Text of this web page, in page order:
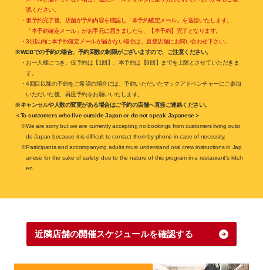
認ください。
・仮予約完了後、店舗が予約内容を確認し「本予約確定メール」を送信いたします。
「本予約確定メール」がお手元に届きましたら、【本予約】完了となります。
・3日以内に本予約確定メールが届かない場合は、直接店舗にお問い合わせ下さい。
※WEBでの予約の場合、予約回数の制限がございますので、ご注意ください。
・お一人様につき、仮予約は【1回】、本予約は【3回】までを上限とさせていただきま
す。
・4回目以降の予約をご希望の場合には、予約いただいたマックアドベンチャーにご参加
いただいた後、再度予約をお願いいたします。
※キャンセルや人数の変更がある場合はご予約の店舗へ直接ご連絡ください。
＜To customers who live outside Japan or do not speak Japanese＞
※We are sorry but we are currently accepting no bookings from customers living outsi
de Japan because it is difficult to contact them by phone in case of necessity.
※Participants and accompanying adults must understand oral crew instructions in Jap
anese for the sake of safety, due to the nature of this program in a restaurant’s kitch
en.
近隣店舗の開催スケジュールを確認する